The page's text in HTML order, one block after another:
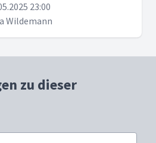
23:00
Wildemann
zu dieser